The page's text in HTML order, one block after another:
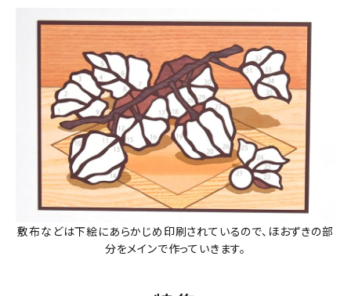
敷布などは下絵にあらかじめ印刷されているので、ほおずきの部
分をメインで作っていきます。